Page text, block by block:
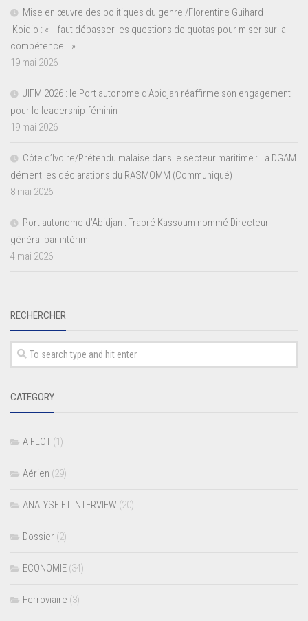
Mise en œuvre des politiques du genre /Florentine Guihard –
Koidio : « Il faut dépasser les questions de quotas pour miser sur la
compétence… »
19 mai 2026
JIFM 2026 : le Port autonome d’Abidjan réaffirme son engagement
pour le leadership féminin
19 mai 2026
Côte d’Ivoire/Prétendu malaise dans le secteur maritime : La DGAM
dément les déclarations du RASMOMM (Communiqué)
8 mai 2026
Port autonome d’Abidjan : Traoré Kassoum nommé Directeur
général par intérim
4 mai 2026
RECHERCHER
CATEGORY
A FLOT (1)
Aérien (29)
ANALYSE ET INTERVIEW (20)
Dossier (2)
ECONOMIE (34)
Ferroviaire (3)